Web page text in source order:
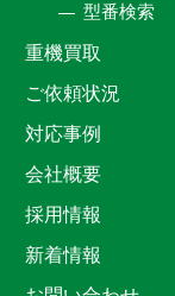
型番検索
重機買取
ご依頼状況
対応事例
会社概要
採用情報
新着情報